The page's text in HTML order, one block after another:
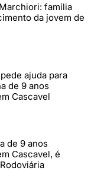
família
da jovem de
ajuda para
de 9 anos
Cascavel
de 9 anos
Cascavel, é